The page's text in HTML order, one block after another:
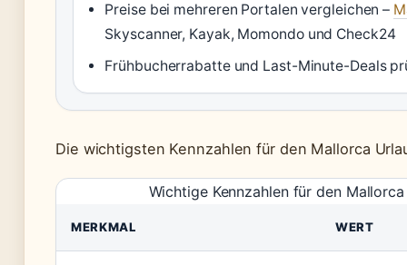
Preise bei mehreren Portalen vergleichen –
Skyscanner, Kayak, Momondo und Check24
Frühbucherrabatte und Last-Minute-Deals
Die wichtigsten Kennzahlen für den Mallorca
Wichtige Kennzahlen für den
MERKMAL WERT